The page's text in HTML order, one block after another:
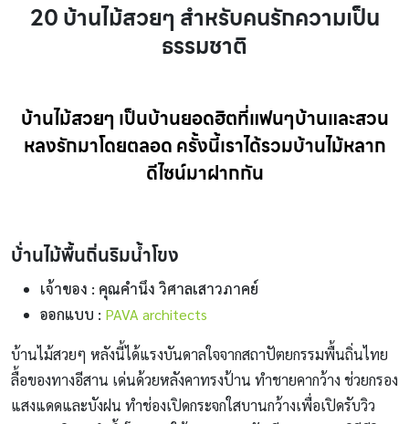
20 บ้านไม้สวยๆ สำหรับคนรักความเป็น
ธรรมชาติ
บ้านไม้สวยๆ เป็นบ้านยอดฮิตที่แฟนๆบ้านและสวน
หลงรักมาโดยตลอด ครั้งนี้เราได้รวมบ้านไม้หลาก
ดีไซน์มาฝากกัน
บ้่านไม้พื้นถิ่นริมน้ำโขง
เจ้าของ : คุณคำนึง วิศาลเสาวภาคย์
ออกแบบ : PAVA architects
บ้านไม้สวยๆ หลังนี้ได้แรงบันดาลใจจากสถาปัตยกรรมพื้นถิ่นไทย
ลื้อของทางอีสาน เด่นด้วยหลังคาทรงป้าน ทำชายคากว้าง ช่วยกรอง
แสงแดดและบังฝน ทำช่องเปิดกระจกใสบานกว้างเพื่อเปิดรับวิว